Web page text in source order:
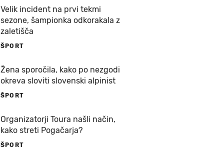
Velik incident na prvi tekmi
sezone, šampionka odkorakala z
zaletišča
ŠPORT
Žena sporočila, kako po nezgodi
okreva sloviti slovenski alpinist
ŠPORT
Organizatorji Toura našli način,
kako streti Pogačarja?
ŠPORT